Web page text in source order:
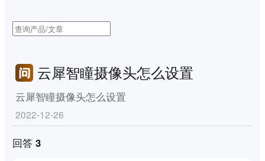
云犀智瞳摄像头怎么设置
云犀智瞳摄像头怎么设置
2022-12-26
回答 3